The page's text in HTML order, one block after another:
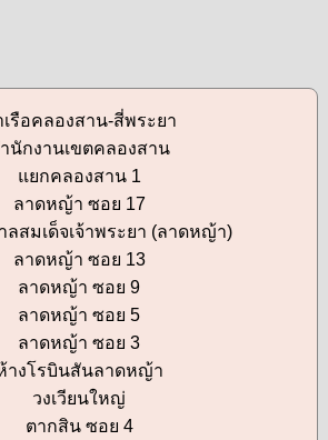
รือคลองสาน-สี่พระยา
นักงานเขตคลองสาน
แยกคลองสาน 1
ลาดหญ้า ซอย 17
ลสมเด็จเจ้าพระยา (ลาดหญ้า)
ลาดหญ้า ซอย 13
ลาดหญ้า ซอย 9
ลาดหญ้า ซอย 5
ลาดหญ้า ซอย 3
างโรบินสันลาดหญ้า
วงเวียนใหญ่
ตากสิน ซอย 4